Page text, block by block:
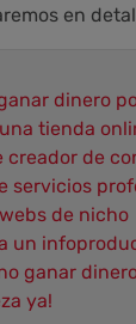
en
dinero
tienda
creador de
servicios
de nicho
un
ganar
ya!